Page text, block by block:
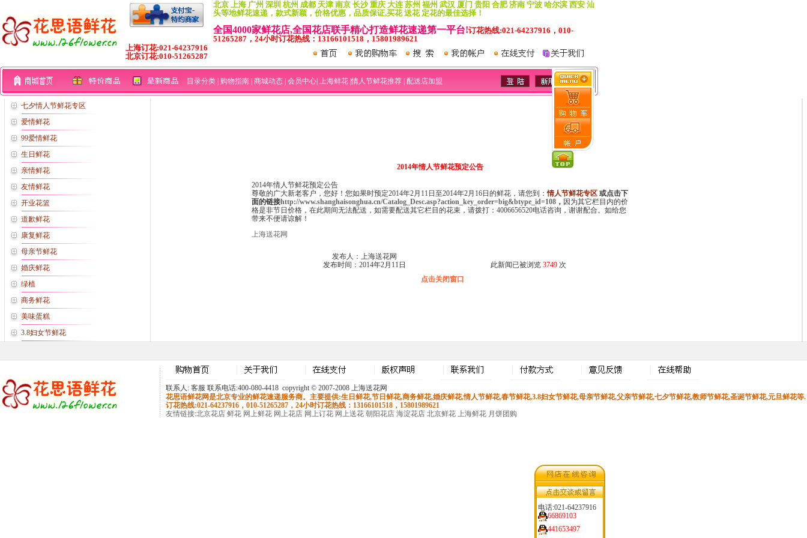
上海订花:021-64237916
北京订花:010-51265287
北京 上海 广州 深圳 杭州 成都 天津 南京 长沙 重庆 大连 苏州 福州 武汉 厦门 贵阳 合肥 济南 宁波 哈尔滨 西安 汕
头等地鲜花速递，款式新颖，价格优惠，品质保证,买花 送花 定花的最佳选择！
全国4000家鲜花店,全国花店联手精心打造鲜花速递第一平台!订花热线:021-64237916，010-
51265287，24小时订花热线：13166101518，15801989621
目录分类 购物指南 商城动态 会员中心 上海鲜花 情人节鲜花推荐 配送店加盟
七夕情人节鲜花专区
爱情鲜花
99爱情鲜花
生日鲜花
亲情鲜花
友情鲜花
开业花篮
道歉鲜花
康复鲜花
母亲节鲜花
婚庆鲜花
绿植
商务鲜花
美味蛋糕
3.8妇女节鲜花
2014年情人节鲜花预定公告
2014年情人节鲜花预定公告
尊敬的广大新老客户，您好！您如果时预定2014年2月11日至2014年2月16日的鲜花，请您到：情人节鲜花专区 或点击下
面的链接http://www.shanghaisonghua.cn/Catalog_Desc.asp?action_key_order=big&btype_id=108 ， 因为其它栏目内的价
格是非节日价格，在此期间无法配送，如需要配送其它栏目的花束，请拨打：4006656520电话咨询，谢谢配合。如给您
带来不便请谅解！
上海送花网
发布人：上海送花网
发布时间：2014年2月11日
此新闻已被浏览 3749 次
点击关闭窗口
联系人: 客服 联系电话:400-080-4418 copyright © 2007-2008 上海送花网
花思语鲜花网是北京专业的鲜花速递服务商。主要提供:生日鲜花,节日鲜花,商务鲜花,婚庆鲜花,情人节鲜花,春节鲜花,3.8妇女节鲜花,母亲节鲜花,父亲节鲜花,七夕节鲜花,教师节鲜花,圣诞节鲜花,元旦鲜花等.
订花热线:021-64237916，010-51265287，24小时订花热线：13166101518，15801989621
友情链接:北京花店 鲜花 网上鲜花 网上花店 网上订花 网上送花 朝阳花店 海淀花店 北京鲜花 上海鲜花 月饼团购
电话:021-64237916
66869103
441653497